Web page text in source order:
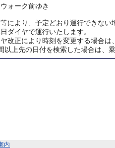
ォーク前ゆき
より、予定どおり運行できない
イヤで運行いたします。
改正により時刻を変更する場合
以上先の日付を検索した場合は、
内